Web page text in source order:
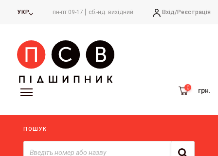
УКР пн-пт 09-17 сб.-нд. вихідний Вхід/Реєстрація
грн.
ПОШУК